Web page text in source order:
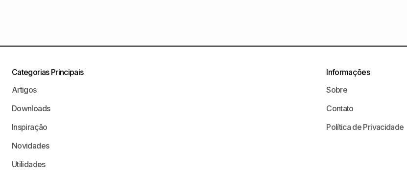
Categorias Principais
Artigos
Downloads
Inspiração
Novidades
Utilidades
Informações
Sobre
Contato
Política de Privacidade